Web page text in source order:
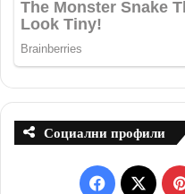
Социални профили
F
X